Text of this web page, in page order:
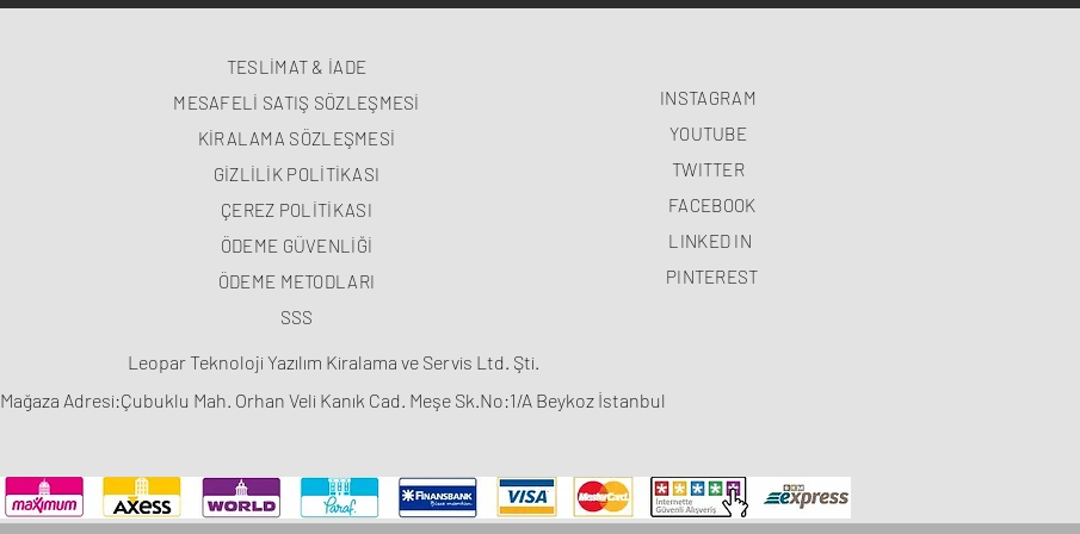
TESLİMAT & İADE
MESAFELİ SATIŞ SÖZLEŞMESİ
KİRALAMA SÖZLEŞMESİ
GİZLİLİK POLİTİKASI
ÇEREZ POLİTİKASI
ÖDEME GÜVENLİĞİ
ÖDEME METODLARI
SSS
INSTAGRAM
YOUTUBE
TWITTER
FACEBOOK
LINKED IN
PINTEREST
Leopar Teknoloji Yazılım Kiralama ve Servis Ltd. Şti.
Mağaza Adresi:Çubuklu Mah. Orhan Veli Kanık Cad. Meşe Sk.No:1/A Beykoz İstanbul